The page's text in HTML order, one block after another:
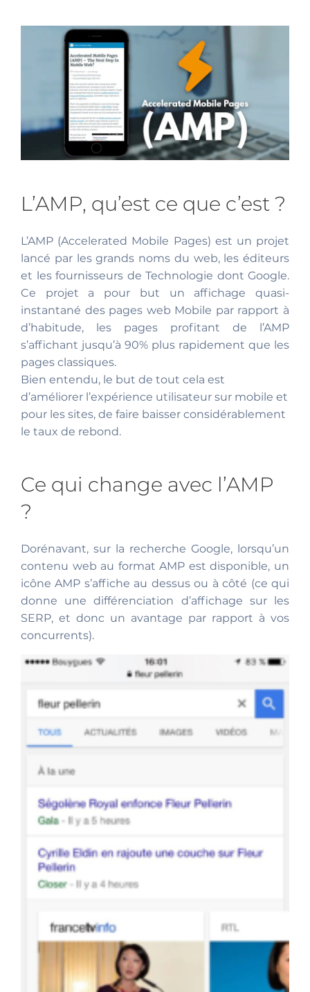
L’AMP, qu’est ce que c’est ?
L’AMP (Accelerated Mobile Pages) est un projet
lancé par les grands noms du web, les éditeurs
et les fournisseurs de Technologie dont Google.
Ce projet a pour but un affichage quasi-
instantané des pages web Mobile par rapport à
d’habitude, les pages profitant de l’AMP
s’affichant jusqu’à 90% plus rapidement que les
pages classiques.
Bien entendu, le but de tout cela est
d’améliorer l’expérience utilisateur sur mobile et
pour les sites, de faire baisser considérablement
le taux de rebond.
Ce qui change avec l’AMP
?
Dorénavant, sur la recherche Google, lorsqu’un
contenu web au format AMP est disponible, un
icône AMP s’affiche au dessus ou à côté (ce qui
donne une différenciation d’affichage sur les
SERP, et donc un avantage par rapport à vos
concurrents).